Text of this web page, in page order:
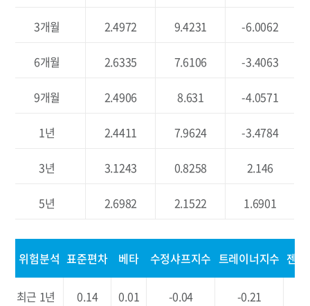
ACE 국고채10년 한국투자신탁
SOL 국고채3년 신한BNP자산
3개월 2.4972 9.4231 -6.0062
6개월 2.6335 7.6106 -3.4063
9개월 2.4906 8.631 -4.0571
1년 2.4411 7.9624 -3.4784
3년 3.1243 0.8258 2.146
5년 2.6982 2.1522 1.6901
위험분석 표준편차 베타 수정샤프지수 트레이너지수 젠
최근 1년 0.14 0.01 -0.04 -0.21